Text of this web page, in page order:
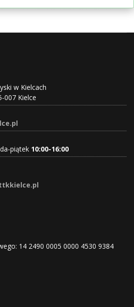
w Kielcach
007 Kielce
piątek 10:00-16:00
14 2490 0005 0000 4530 9384